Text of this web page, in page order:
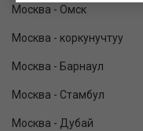
Москва - Омск
Москва - коркунучтуу
Москва - Барнаул
Москва - Стамбул
Москва - Дубай